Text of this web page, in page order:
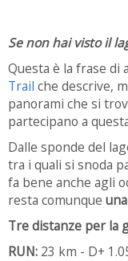
Se non hai visto il
Questa è la frase di
Trail che descrive,
panorami che si
partecipano a
Dalle sponde del
tra i quali si snoda
fa bene anche agli
resta comunque
Tre distanze per la
RUN: 23 km - D+